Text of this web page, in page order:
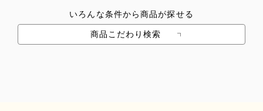
いろんな条件から商品が探せる
商品こだわり検索